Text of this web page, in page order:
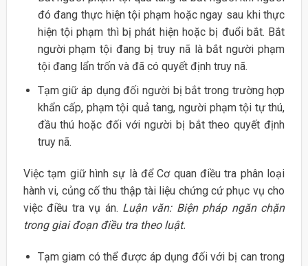
đó đang thực hiện tội phạm hoặc ngay sau khi thực
hiện tội phạm thì bị phát hiện hoặc bị đuổi bắt. Bắt
người phạm tội đang bị truy nã là bắt người phạm
tội đang lẩn trốn và đã có quyết định truy nã.
Tạm giữ áp dụng đối người bị bắt trong trường hợp
khẩn cấp, phạm tội quả tang, người phạm tội tự thú,
đầu thú hoặc đối với người bị bắt theo quyết định
truy nã.
Việc tạm giữ hình sự là để Cơ quan điều tra phân loại
hành vi, củng cố thu thập tài liệu chứng cứ phục vụ cho
việc điều tra vụ án. Luận văn: Biện pháp ngăn chặn
trong giai đoạn điều tra theo luật.
Tạm giam có thể được áp dụng đối với bị can trong